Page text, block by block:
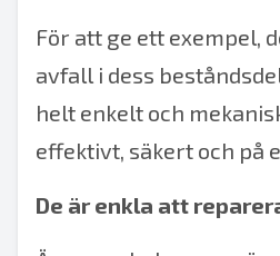
För att ge ett exempel,
avfall i dess
helt enkelt och
effektivt, säkert och på
De är enkla att